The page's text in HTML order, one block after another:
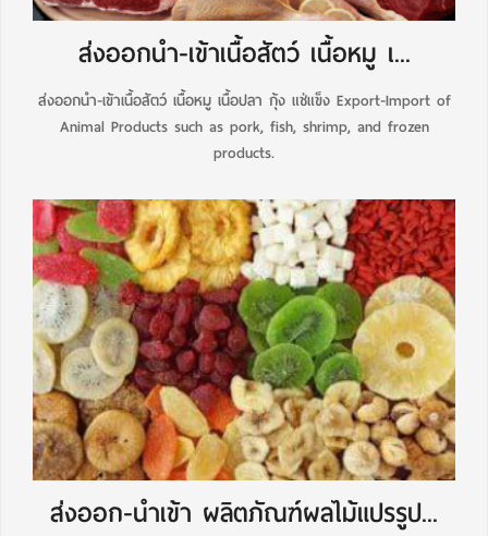
ส่งออกนำ-เข้าเนื้อสัตว์ เนื้อหมู เ...
ส่งออกนำ-เข้าเนื้อสัตว์ เนื้อหมู เนื้อปลา กุ้ง แช่แข็ง Export-Import of
Animal Products such as pork, fish, shrimp, and frozen
products.
ส่งออก-นำเข้า ผลิตภัณฑ์ผลไม้แปรรูป...